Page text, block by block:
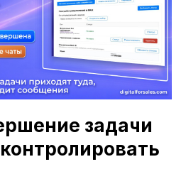
задачи